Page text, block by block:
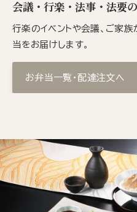
会議・行楽・法事・法要
行楽のイベントや会議、ご家
当をお届けします。
お弁当一覧・配達注文へ